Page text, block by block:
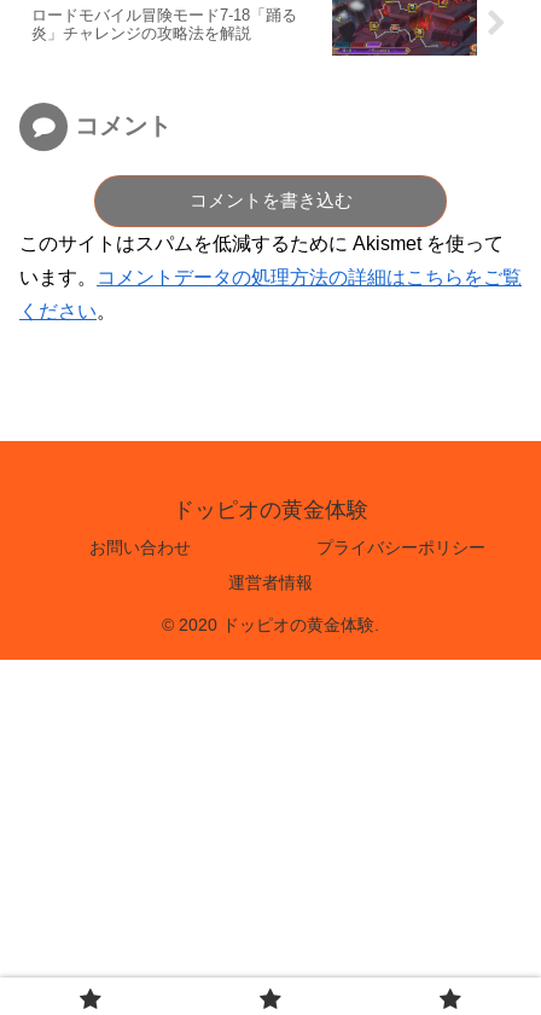
ロードモバイル冒険モード7-18「踊る
炎」チャレンジの攻略法を解説
コメント
コメントを書き込む
このサイトはスパムを低減するために Akismet を使って
います。
コメントデータの処理方法の詳細はこちらをご覧
ください。
ドッピオの黄金体験
お問い合わせ
プライバシーポリシー
運営者情報
© 2020 ドッピオの黄金体験.